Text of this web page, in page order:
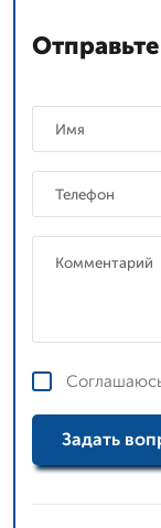
Задать